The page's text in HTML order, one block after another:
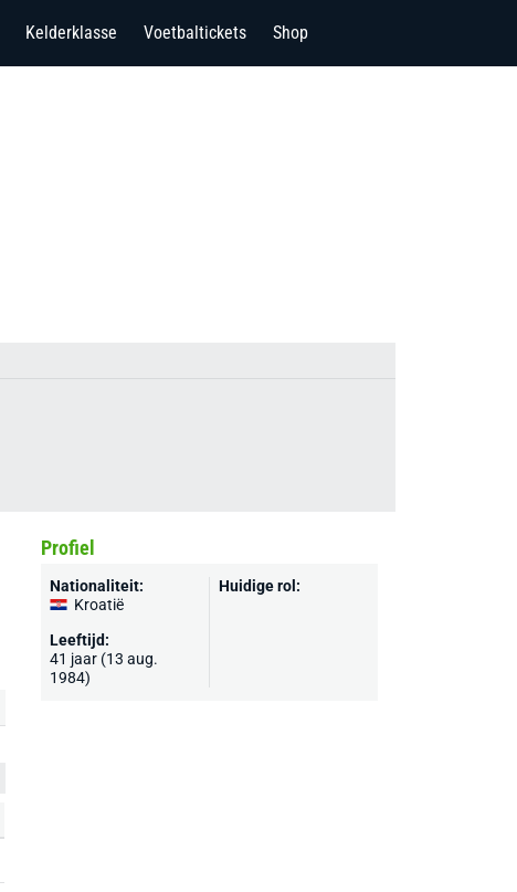
Kelderklasse Voetbaltickets Shop
Profiel
Nationaliteit:
Kroatië
Leeftijd:
41 jaar (13 aug.
1984)
Huidige rol: